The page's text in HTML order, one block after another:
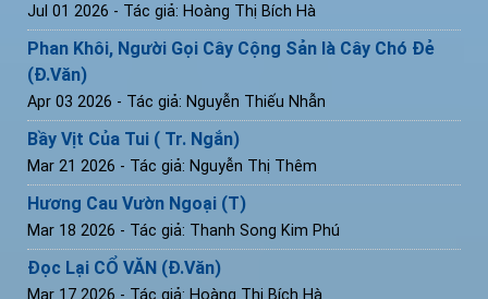
Jul 01 2026 - Tác giả: Hoàng Thị Bích Hà
Phan Khôi, Người Gọi Cây Cộng Sản là Cây Chó Đẻ
(Đ.Văn)
Apr 03 2026 - Tác giả: Nguyễn Thiếu Nhẫn
Bầy Vịt Của Tui ( Tr. Ngắn)
Mar 21 2026 - Tác giả: Nguyễn Thị Thêm
Hương Cau Vườn Ngoại (T)
Mar 18 2026 - Tác giả: Thanh Song Kim Phú
Đọc Lại CỔ VĂN (Đ.Văn)
Mar 17 2026 - Tác giả: Hoàng Thị Bích Hà